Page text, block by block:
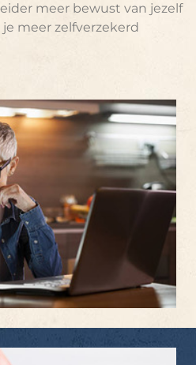
meer bewust van jezelf
meer zelfverzekerd